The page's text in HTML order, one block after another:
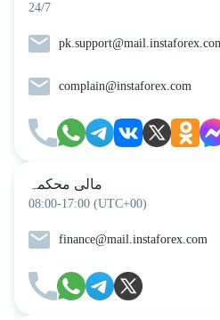
24/7
complain@instaforex.com
مالی محکمہ
08:00-17:00 (UTC+00)
finance@mail.instaforex.com